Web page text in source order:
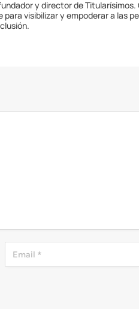
y director de
visibilizar y empoderar a las